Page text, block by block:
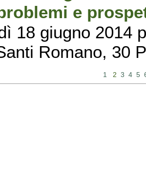
e
18 giugno 2014
Romano, 30
1 2 3 4 5